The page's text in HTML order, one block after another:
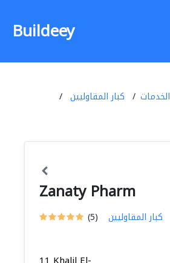
Buildeey
الخدمات
كبار المقاوليين
Zanaty Pharm
(5) كبار المقاوليين